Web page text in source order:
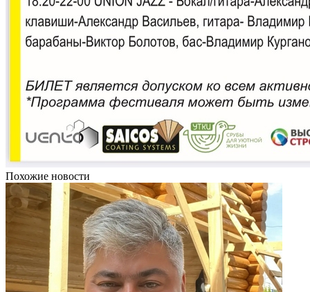
Похожие новости